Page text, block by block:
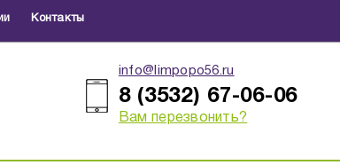
Контакты
info@limpopo56.ru
8 (3532) 67-06-06
Вам перезвонить?